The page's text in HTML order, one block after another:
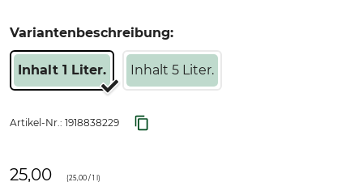
Variantenbeschreibung:
Inhalt 1 Liter. Inhalt 5 Liter.
Artikel-Nr.: 1918838229
25,00 (25,00 / 1 l)